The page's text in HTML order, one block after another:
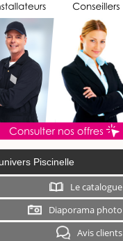
Piscinelle
Le catalogue
Diaporama photo
Avis clients